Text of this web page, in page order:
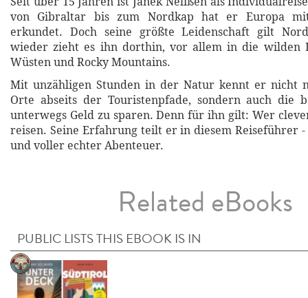
von Gibraltar bis zum Nordkap hat er Europa
erkundet. Doch seine größte Leidenschaft gilt
wieder zieht es ihn dorthin, vor allem in die wilden
Wüsten und Rocky Mountains.
Mit unzähligen Stunden in der Natur kennt er nicht
Orte abseits der Touristenpfade, sondern auch die
unterwegs Geld zu sparen. Denn für ihn gilt: Wer
reisen. Seine Erfahrung teilt er in diesem Reiseführer
und voller echter Abenteuer.
Related eBooks
PUBLIC LISTS THIS EBOOK IS IN